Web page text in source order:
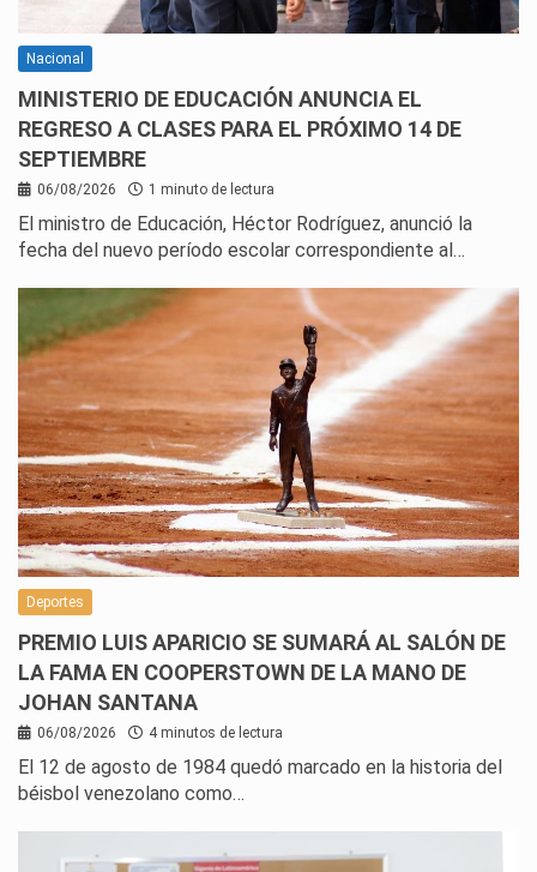
Nacional
MINISTERIO DE EDUCACIÓN ANUNCIA EL
REGRESO A CLASES PARA EL PRÓXIMO 14 DE
SEPTIEMBRE
06/08/2026 1 minuto de lectura
El ministro de Educación, Héctor Rodríguez, anunció la
fecha del nuevo período escolar correspondiente al…
Deportes
PREMIO LUIS APARICIO SE SUMARÁ AL SALÓN DE
LA FAMA EN COOPERSTOWN DE LA MANO DE
JOHAN SANTANA
06/08/2026 4 minutos de lectura
El 12 de agosto de 1984 quedó marcado en la historia del
béisbol venezolano como…